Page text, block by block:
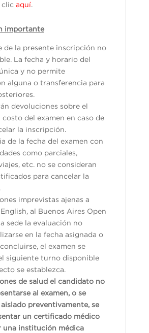
clic aquí.
importante
de la presente inscripción no
La fecha y horario del
y no permite
alguna o transferencia para
devoluciones sobre el
del examen en caso de
la inscripción.
de la fecha del examen con
como parciales,
etc. no se consideran
para cancelar la
imprevistas ajenas a
al Buenos Aires Open
sede la evaluación no
en la fecha asignada o
el examen se
siguiente turno disponible
se establezca.
de salud el candidato no
al examen, o se
preventivamente, se
un certificado médico
una institución médica